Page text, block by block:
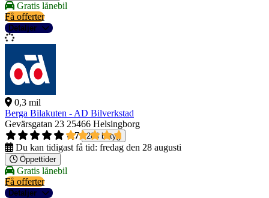
Gratis lånebil
Få offerter
Detaljer
0,3 mil
Berga Bilakuten - AD Bilverkstad
Gevärsgatan 23 25466 Helsingborg
4,7
284 betyg
Du kan tidigast få tid: fredag den 28 augusti
Öppettider
Gratis lånebil
Få offerter
Detaljer